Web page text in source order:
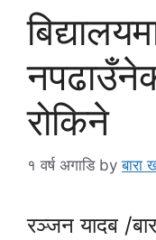
रोकिने
१ वर्ष अगाडि byबारा
रञ्जन यादब /